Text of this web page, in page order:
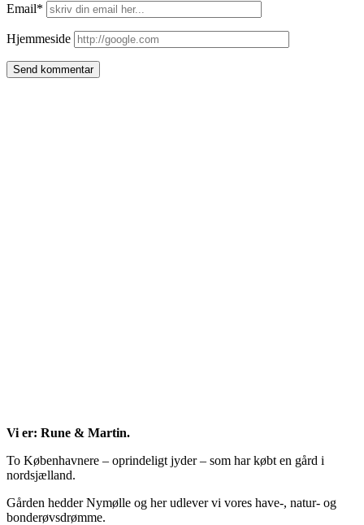
Email*
Hjemmeside
Vi er: Rune & Martin.
To Københavnere – oprindeligt jyder – som har købt en gård i
nordsjælland.
Gården hedder Nymølle og her udlever vi vores have-, natur- og
bonderøvsdrømme.